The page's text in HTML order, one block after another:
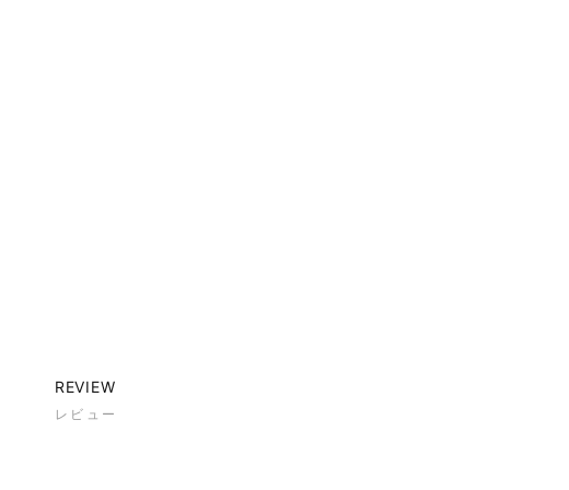
REVIEW
レビュー